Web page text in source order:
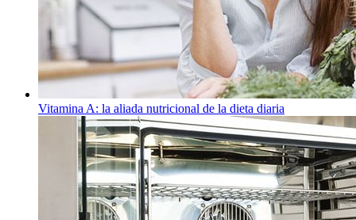
Vitamina A: la aliada nutricional de la dieta diaria